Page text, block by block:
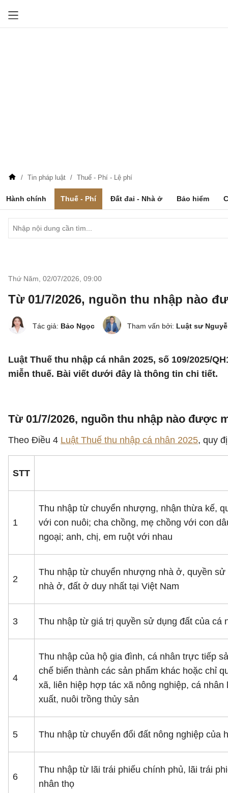
Tin pháp luật Thuế - Phí - Lệ phí
Hành chính Thuế - Phí Đất đai - Nhà ở Bảo hiểm
Thứ Năm, 02/07/2026 09:00
Từ 01/7/2026, nguồn thu nhập nào
Tác giả: Bảo Ngọc Tham vấn bởi: Luật sư
Luật Thuế thu nhập cá nhân 2025, số 109/2025/
miễn thuế. Bài viết dưới đây là thông tin chi tiết.
Từ 01/7/2026, nguồn thu nhập nào được
Theo Điều 4 Luật Thuế thu nhập cá nhân 2025, quy
STT
1
Thu nhập từ chuyển nhượng, nhận thừa kế,
với con nuôi; cha chồng, mẹ chồng với con
ngoại; anh, chị, em ruột với nhau
2
Thu nhập từ chuyển nhượng nhà ở, quyền
nhà ở, đất ở duy nhất tại Việt Nam
3 Thu nhập từ giá trị quyền sử dụng đất của
4
Thu nhập của hộ gia đình, cá nhân trực tiếp
chế biến thành các sản phẩm khác hoặc chỉ
xã, liên hiệp hợp tác xã nông nghiệp, cá
xuất, nuôi trồng thủy sản
5 Thu nhập từ chuyển đổi đất nông nghiệp
6
Thu nhập từ lãi trái phiếu chính phủ, lãi trái
nhân thọ